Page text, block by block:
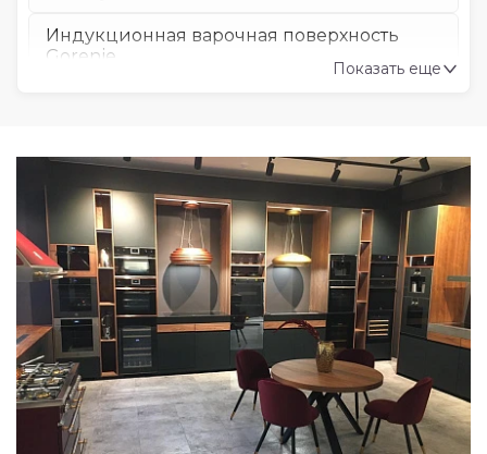
Индукционная варочная поверхность
Gorenje
Электрическая варочная поверхность
Midea
Газовая варочная поверхность Midea
Варочная поверхность индукционная
Midea
Варочная панель Korting
Варочные панели Midea
Показать еще